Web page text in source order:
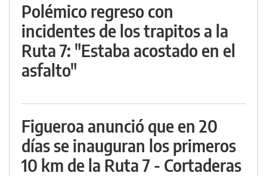
Polémico regreso con
incidentes de los trapitos a la
Ruta 7: "Estaba acostado en el
asfalto"
Figueroa anunció que en 20
días se inauguran los primeros
10 km de la Ruta 7 - Cortaderas